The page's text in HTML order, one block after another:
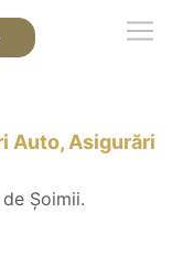
Auto, Asigurări
Șoimii.